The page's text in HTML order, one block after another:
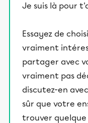
Je suis là pour
Essayez de
vraiment
partager avec
vraiment pas
discutez-en
sûr que votre
trouver quelque